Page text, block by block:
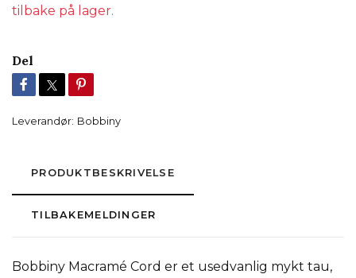
tilbake på lager.
Del
Leverandør: Bobbiny
PRODUKTBESKRIVELSE
TILBAKEMELDINGER
Bobbiny Macramé Cord er et usedvanlig mykt tau,